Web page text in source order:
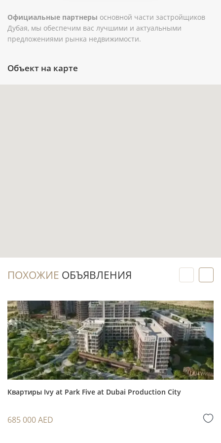
Балкон и терраса расширяют приватное
пространство квартиры и дают больше
Бассейн, парковка и лифт закрывают
базовые требования к комфорту в
Односпальная квартира с двумя ванными
комнатами ориентирована на востребованный
Дубае.
Dubai Hills Estate — сформированный
мастер-проект Emaar с жилой, рекреационной
и торговой инфраструктурой, что важно при
оценке ликвидности объекта к моменту
передачи.
Для сравнения сценариев аренды и спроса
Estate на реальных сделках
Официальные партнеры основной части застройщиков
Дубая, мы обеспечим вас лучшими и актуальными
предложениями рынка недвижимости.
Объект на карте
ПОХОЖИЕ ОБЪЯВЛЕНИЯ
Квартиры Ivy at Park Five at Dubai Production City
685 000 AED